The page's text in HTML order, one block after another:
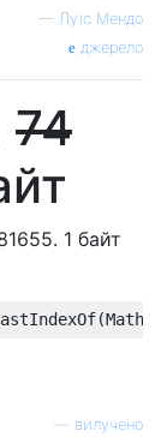
— Луїс Мендо
джерело
74
1 байт
вилучено